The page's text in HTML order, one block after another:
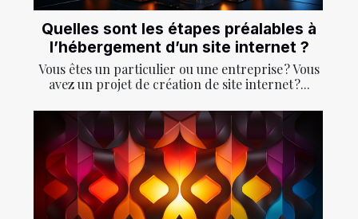
Quelles sont les étapes préalables à
l’hébergement d’un site internet ?
Vous êtes un particulier ou une entreprise ? Vous
avez un projet de création de site internet ?...